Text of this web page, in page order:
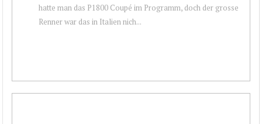
hatte man das P1800 Coupé im Programm, doch der grosse
Renner war das in Italien nich...